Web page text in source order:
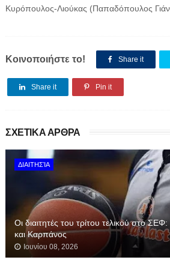
Κυρόπουλος-Λιούκας (Παπαδόπουλος
Κοινοποιήστε το! Share it
Share it Pin it
ΣΧΕΤΙΚΑ ΑΡΘΡΑ
ΔΙΑΙΤΗΣΊΑ
Οι διαιτητές του τρίτου τελικού στο
και Καρπάνος
Ιουνίου 08, 2026